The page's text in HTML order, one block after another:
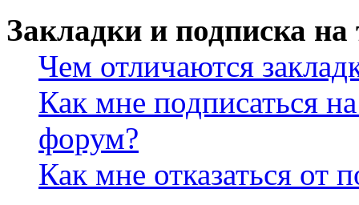
Закладки и подписка
Чем отличаются
Как мне подписаться
форум?
Как мне отказаться от